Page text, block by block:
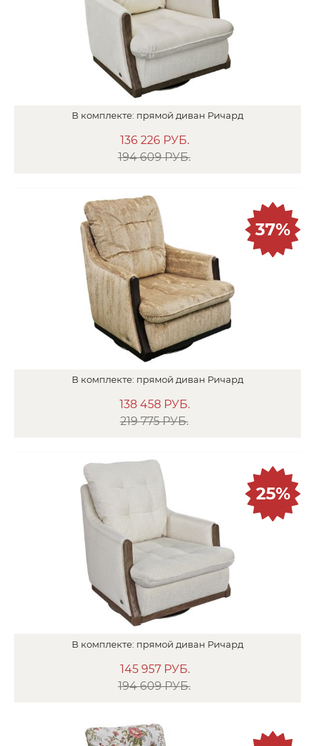
В комплекте: прямой диван Ричард
136 226 РУБ.
194 609 РУБ.
В комплекте: прямой диван Ричард
138 458 РУБ.
219 775 РУБ.
37%
В комплекте: прямой диван Ричард
145 957 РУБ.
194 609 РУБ.
25%